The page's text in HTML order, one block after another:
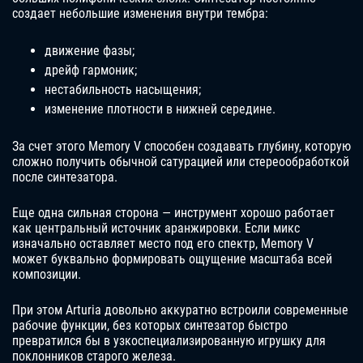
создает небольшие изменения внутри тембра:
движение фазы;
дрейф гармоник;
нестабильность насыщения;
изменение плотности в нижней середине.
За счет этого Memory V способен создавать глубину, которую
сложно получить обычной сатурацией или стереообработкой
после синтезатора.
Еще одна сильная сторона — инструмент хорошо работает
как центральный источник аранжировки. Если микс
изначально оставляет место под его спектр, Memory V
может буквально формировать ощущение масштаба всей
композиции.
При этом Arturia довольно аккуратно встроили современные
рабочие функции, без которых синтезатор быстро
превратился бы в узкоспециализированную игрушку для
поклонников старого железа.